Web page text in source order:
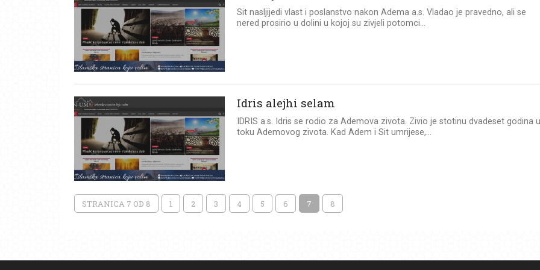
Sit nasljijedi vlast i poslanstvo nakon Adema a.s. Vladao je pravedno, ali se
nered prosirio u dolini u kojoj su zivjeli potomci...
Idris alejhi selam
IDRIS a.s. Idris se rodio za Ademova zivota. Zivio je stotinu dvadeset godina
toku Ademovog zivota. Kad Adem i Sit umrijese,...
STRANICA 7 OD 8 1 2 3 4 5 6 7 8